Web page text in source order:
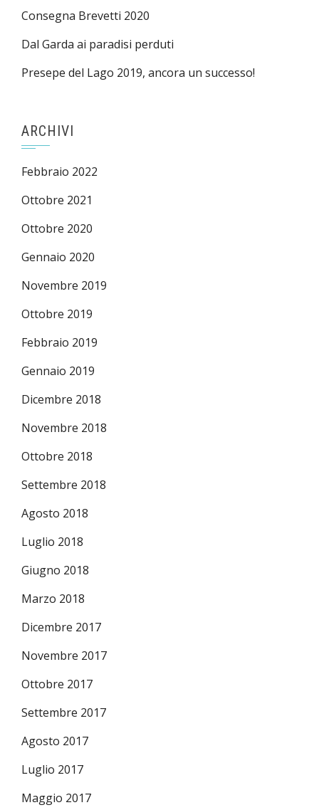
Consegna Brevetti 2020
Dal Garda ai paradisi perduti
Presepe del Lago 2019, ancora un successo!
ARCHIVI
Febbraio 2022
Ottobre 2021
Ottobre 2020
Gennaio 2020
Novembre 2019
Ottobre 2019
Febbraio 2019
Gennaio 2019
Dicembre 2018
Novembre 2018
Ottobre 2018
Settembre 2018
Agosto 2018
Luglio 2018
Giugno 2018
Marzo 2018
Dicembre 2017
Novembre 2017
Ottobre 2017
Settembre 2017
Agosto 2017
Luglio 2017
Maggio 2017